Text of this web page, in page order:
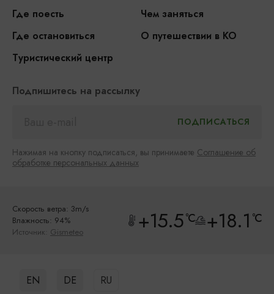
Где поесть
Чем заняться
Где остановиться
О путешествии в КО
Туристический центр
Подпишитесь на рассылку
Нажимая на кнопку подписаться, вы принимаете Соглашение об
обработке персональных данных
Скорость ветра: 3m/s
Влажность: 94%
Источник: Gismeteo +15.5°C +18.1 °C
EN DE RU